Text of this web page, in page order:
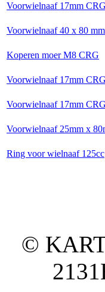
Voorwielnaaf 17mm
Voorwielnaaf 40 x 80
Koperen moer M8 CRG
Voorwielnaaf 17mm
Voorwielnaaf 17mm
Voorwielnaaf 25mm x
Ring voor wielnaaf 125cc
© KART